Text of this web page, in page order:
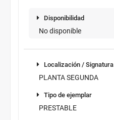
Disponibilidad
No disponible
Localización / Signatura
PLANTA SEGUNDA
Tipo de ejemplar
PRESTABLE